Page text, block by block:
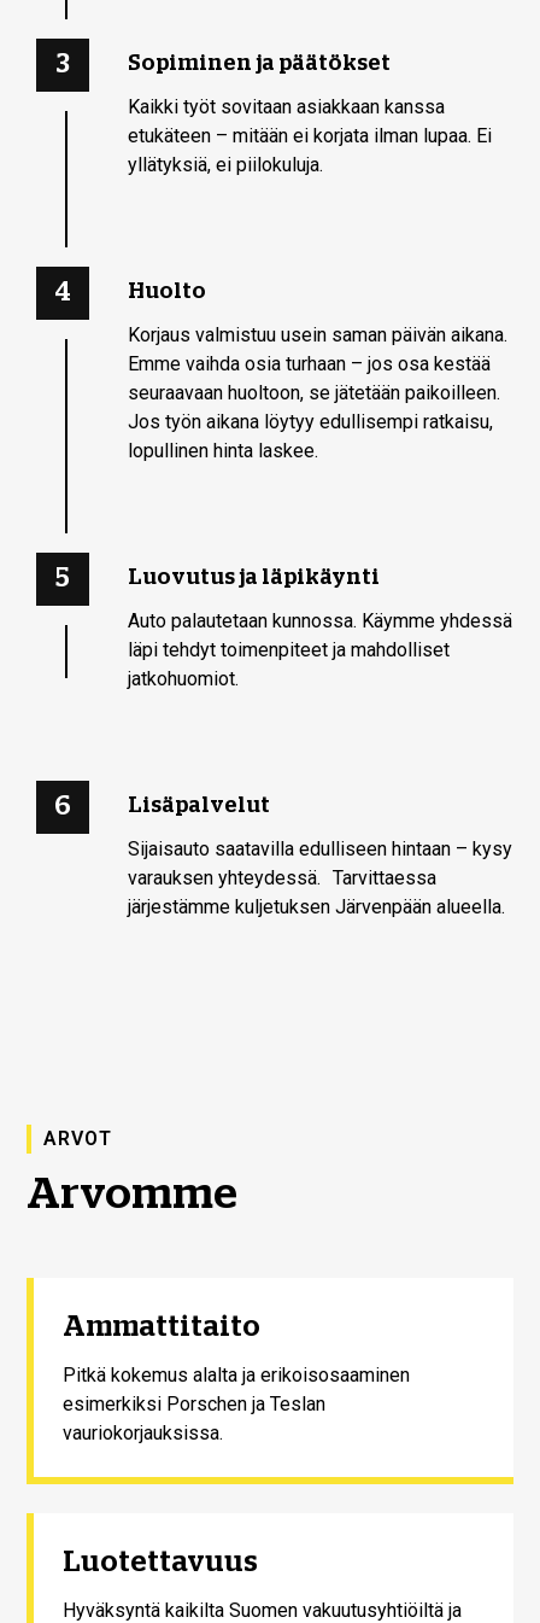
3 Sopiminen ja päätökset
Kaikki työt sovitaan asiakkaan kanssa
etukäteen – mitään ei korjata ilman lupaa. Ei
yllätyksiä, ei piilokuluja.
4 Huolto
Korjaus valmistuu usein saman päivän aikana.
Emme vaihda osia turhaan – jos osa kestää
seuraavaan huoltoon, se jätetään paikoilleen.
Jos työn aikana löytyy edullisempi ratkaisu,
lopullinen hinta laskee.
5 Luovutus ja läpikäynti
Auto palautetaan kunnossa. Käymme yhdessä
läpi tehdyt toimenpiteet ja mahdolliset
jatkohuomiot.
6 Lisäpalvelut
Sijaisauto saatavilla edulliseen hintaan – kysy
varauksen yhteydessä. Tarvittaessa
järjestämme kuljetuksen Järvenpään alueella.
ARVOT
Arvomme
Ammattitaito
Pitkä kokemus alalta ja erikoisosaaminen
esimerkiksi Porschen ja Teslan
vauriokorjauksissa.
Luotettavuus
Hyväksyntä kaikilta Suomen vakuutusyhtiöiltä ja